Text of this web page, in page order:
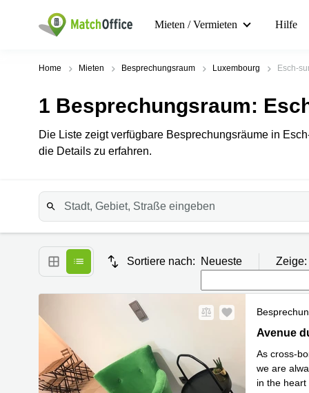
Mieten / Vermieten Hilfe
Home Mieten Besprechungsraum Luxembourg Esch-
1 Besprechungsraum:
Die Liste zeigt verfügbare Besprechungsräume in
die Details zu erfahren.
Sortiere nach: Neueste Zeige:
7 Avenue
Avenue
As cross-
we are
in the